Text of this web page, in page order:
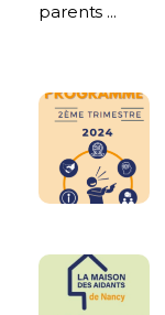
parents ...